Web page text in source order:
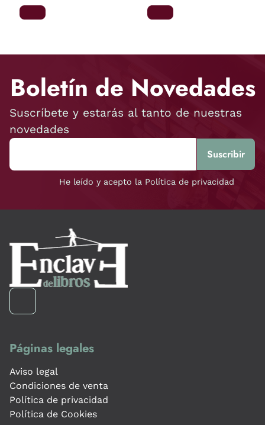
Boletín de Novedades
Suscríbete y estarás al tanto de nuestras
novedades
He leído y acepto la Política de privacidad
Páginas legales
Aviso legal
Condiciones de venta
Política de privacidad
Política de Cookies